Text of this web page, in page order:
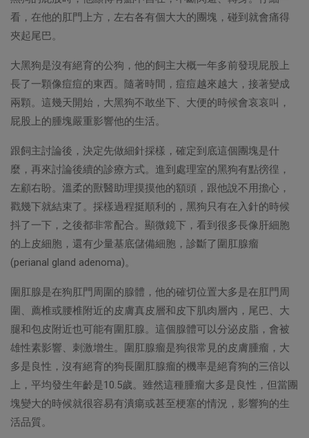
看，在他的肛門上方，左右各有個大大的團塊，碰到就會痛得
夾起尾巴。
大黑狗是沒有絕育的公狗，他的飼主大概一年多前發現屁股上
長了一顆像痘痘的東西。隨著時間，痘痘越來越大，接著變成
兩顆。這幾天開始，大黑狗不敢坐下、大便的時候會哀哀叫，
屁股上的腫塊嚴重影響他的生活。
跟飼主討論後，決定先做細針採樣，確定到底這個團塊是什
麼，再來討論後續的診療方式。進到處理室的黑狗有點徬徨，
左顧右盼。溫柔的獸醫助理摸摸他的額頭，跟他說不用擔心，
戳幾下就結束了。採樣過程挺順利的，黑狗只有在入針的時候
抖了一下，之後都非常配合。顯微鏡下，看到很多長像肝細胞
的上皮細胞，還有少量基底儲備細胞，診斷了圍肛腺瘤
(perianal gland adenoma)。
圍肛腺是在狗肛門周圍的腺體，他的確切位置大多是在肛門周
圍、薦椎或腰椎附近的皮膚真皮層和皮下肌肉層內，尾巴、大
腿和包皮附近也可能有圍肛腺。這個腺體可以分泌皮脂，會被
雄性素影響、刺激增生。圍肛腺瘤是狗很常見的皮膚腫瘤，大
多是良性，沒有絕育的狗長圍肛腺瘤的機率是絕育狗的三倍以
上，平均發生年齡是10.5歲。雖然這種腫瘤大多是良性，但當團
塊變大的時候就很容易有潰瘍或甚至梗塞的情況，影響狗的生
活品質。